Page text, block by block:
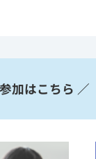
加はこちら ／